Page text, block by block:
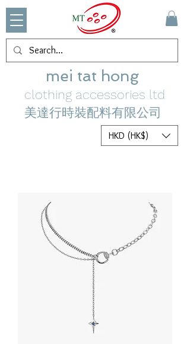
mei tat hong
clothing accessories ltd
美達行時裝配料有限公司
HKD (HK$)